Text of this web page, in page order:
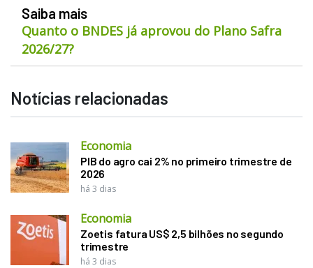
Saiba mais
Quanto o BNDES já aprovou do Plano Safra
2026/27?
Notícias relacionadas
Economia
PIB do agro cai 2% no primeiro trimestre de
2026
há 3 dias
Economia
Zoetis fatura US$ 2,5 bilhões no segundo
trimestre
há 3 dias